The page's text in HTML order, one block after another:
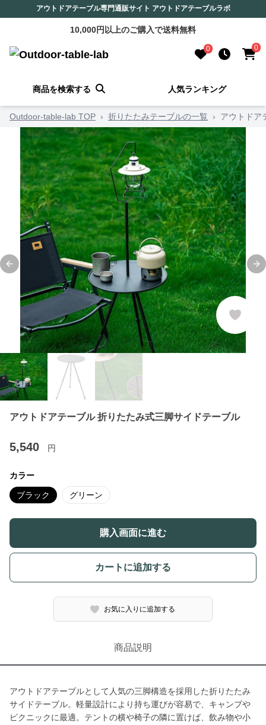
アウトドアテーブル専門通販サイト アウトドアテーブルラボ
10,000円以上のご購入で送料無料
0 0
商品を検索する 人気ランキング
Outdoor-table-lab TOP › 折りたたみテーブルの一覧 › アウトドア
Previous slide
アウトドアテーブル 折りたたみ式三脚サイドテーブル
5,540 円
カラー
ブラック グリーン
購入画面に進む
カートに追加する
お気に入りに追加する
商品説明
アウトドアテーブルとして人気の三脚構造を採用した折りたたみ
サイドテーブル。軽量設計により持ち運びが容易で、キャンプや
ピクニックに最適。テントの横や椅子の隣に置けば、飲み物や小